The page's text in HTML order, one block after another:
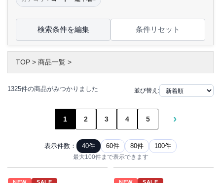
検索条件を編集 条件リセット
TOP > 商品一覧 >
1325件の商品がみつかりました 並び替え:
1 2 3 4 5 ›
表示件数： 40件 60件 80件 100件
最大100件まで表示できます